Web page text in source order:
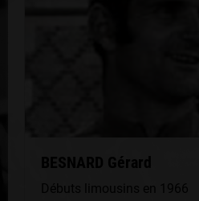
BESNARD Gérard
Débuts limousins en 1966